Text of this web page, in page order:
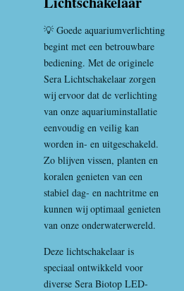
💡 Goede aquariumverlichting
begint met een betrouwbare
bediening. Met de originele
Sera Lichtschakelaar zorgen
wij ervoor dat de verlichting
van onze aquariuminstallatie
eenvoudig en veilig kan
worden in- en uitgeschakeld.
Zo blijven vissen, planten en
koralen genieten van een
stabiel dag- en nachtritme en
kunnen wij optimaal genieten
van onze onderwaterwereld.
Deze lichtschakelaar is
speciaal ontwikkeld voor
diverse Sera Biotop LED-